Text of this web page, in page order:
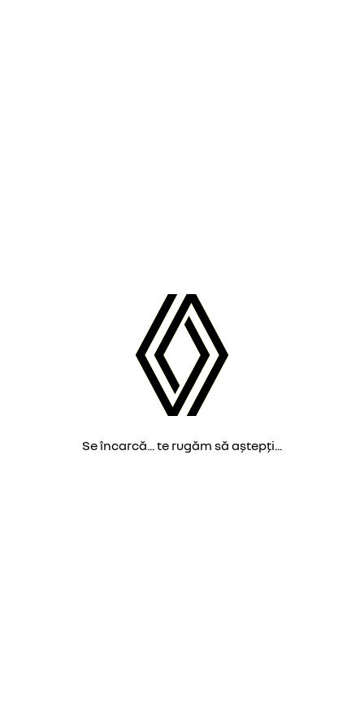
Se încarcă... te rugăm să aștepți...